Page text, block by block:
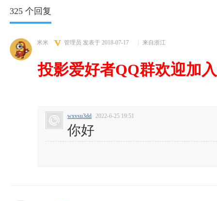
325 个回复
米米 管理员 发表于 2018-07-17 来自浙江
投影爱好者QQ群欢迎加
wxvsu3dd 2022-6-25 19:51
你好